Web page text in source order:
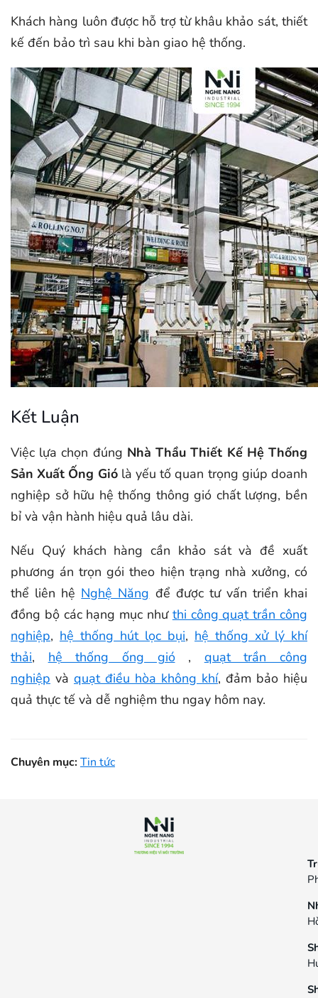
Khách hàng luôn được hỗ trợ từ khâu khảo sát, thiết
kế đến bảo trì sau khi bàn giao hệ thống.
Kết Luận
Việc lựa chọn đúng Nhà Thầu Thiết Kế Hệ Thống
Sản Xuất Ống Giólà yếu tố quan trọng giúp doanh
nghiệp sở hữu hệ thống thông gió chất lượng, bền
bỉ và vận hành hiệu quả lâu dài.
Nếu Quý khách hàng cần khảo sát và đề xuất
phương án trọn gói theo hiện trạng nhà xưởng, có
thể liên hệ Nghệ Năng để được tư vấn triển khai
đồng bộ các hạng mục như thi công quạt trần công
nghiệp, hệ thống hút lọc bụi, hệ thống xử lý khí
thải, hệ thống ống gió, quạt trần công
nghiệp và quạt điều hòa không khí, đảm bảo hiệu
quả thực tế và dễ nghiệm thu ngay hôm nay.
Chuyên mục:Tin tức